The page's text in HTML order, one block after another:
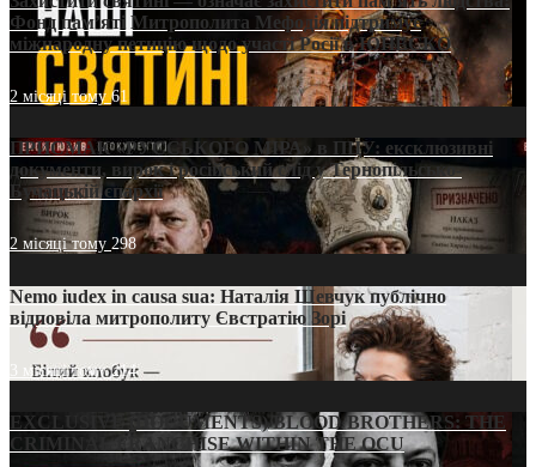
Фонд пам’яті Митрополита Мефодія підтримує
міжнародну петицію щодо участі Росії в ЮНЕСКО
2 місяці тому61
ПРИСМАК «РУССЬКОГО МІРА» в ПЦУ: ексклюзивні
документи, вирок і російський слід у Тернопільсько-
Бучацькій єпархії
2 місяці тому 298
Nemo iudex in causa sua: Наталія Шевчук публічно
відповіла митрополиту Євстратію Зорі
3 місяці тому214
EXCLUSIVE (DOCUMENTS)/BLOOD BROTHERS: THE
CRIMINAL FRANCHISE WITHIN THE OCU